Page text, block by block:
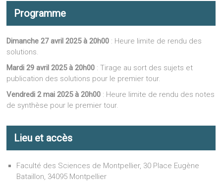
Programme
Dimanche 27 avril 2025 à 20h00 : Heure limite de rendu des
solutions.
Mardi 29 avril 2025 à 20h00 : Tirage au sort des sujets et
publication des solutions pour le premier tour.
Vendredi 2 mai 2025 à 20h00 : Heure limite de rendu des notes
de synthèse pour le premier tour.
Lieu et accès
Faculté des Sciences de Montpellier, 30 Place Eugène
Bataillon, 34095 Montpellier